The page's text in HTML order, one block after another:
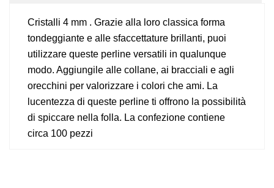
Cristalli 4 mm . Grazie alla loro classica forma
tondeggiante e alle sfaccettature brillanti, puoi
utilizzare queste perline versatili in qualunque
modo. Aggiungile alle collane, ai bracciali e agli
orecchini per valorizzare i colori che ami. La
lucentezza di queste perline ti offrono la possibilità
di spiccare nella folla. La confezione contiene
circa 100 pezzi